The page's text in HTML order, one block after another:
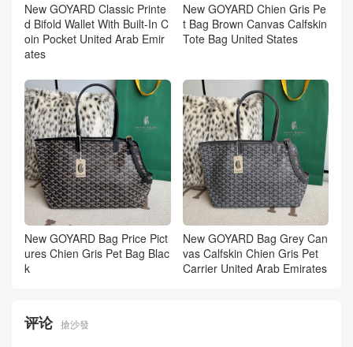
New GOYARD Classic Printe
d Bifold Wallet With Built-In C
oin Pocket United Arab Emir
ates
New GOYARD Chien Gris Pe
t Bag Brown Canvas Calfskin
Tote Bag United States
New GOYARD Bag Price Pict
ures Chien Gris Pet Bag Blac
k
New GOYARD Bag Grey Can
vas Calfskin Chien Gris Pet
Carrier United Arab Emirates
评论 搶沙發